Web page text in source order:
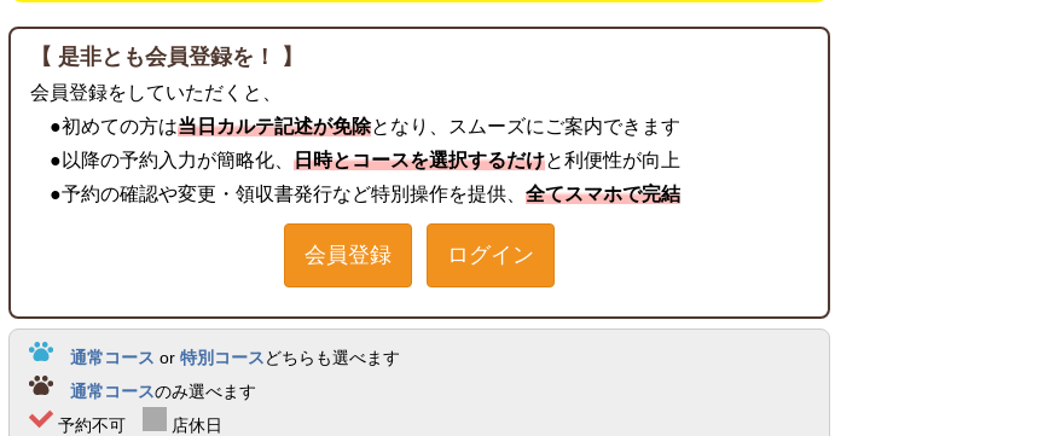
【 是非とも会員登録を！ 】
会員登録をしていただくと、
●初めての方は当日カルテ記述が免除となり、スムーズにご案内できます
●以降の予約入力が簡略化、 日時とコースを選択するだけと利便性が向上
●予約の確認や変更・領収書発行など特別操作を提供、 全てスマホで完結
会員登録 ログイン
通常コース or 特別コースどちらも選べます
通常コースのみ選べます
予約不可
店休日